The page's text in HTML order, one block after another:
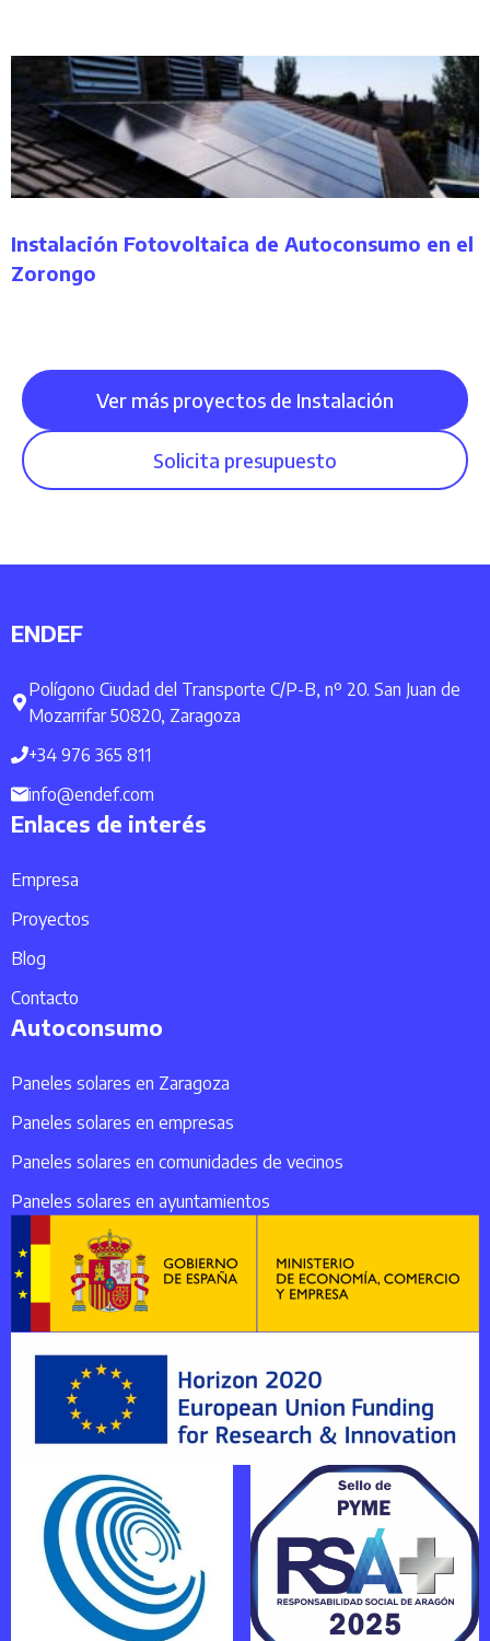
Instalación Fotovoltaica de Autoconsumo en el
Zorongo
Ver más proyectos de Instalación
Solicita presupuesto
ENDEF
Polígono Ciudad del Transporte C/P-B, nº 20. San Juan de
Mozarrifar 50820, Zaragoza
+34 976 365 811
info@endef.com
Enlaces de interés
Empresa
Proyectos
Blog
Contacto
Autoconsumo
Paneles solares en Zaragoza
Paneles solares en empresas
Paneles solares en comunidades de vecinos
Paneles solares en ayuntamientos